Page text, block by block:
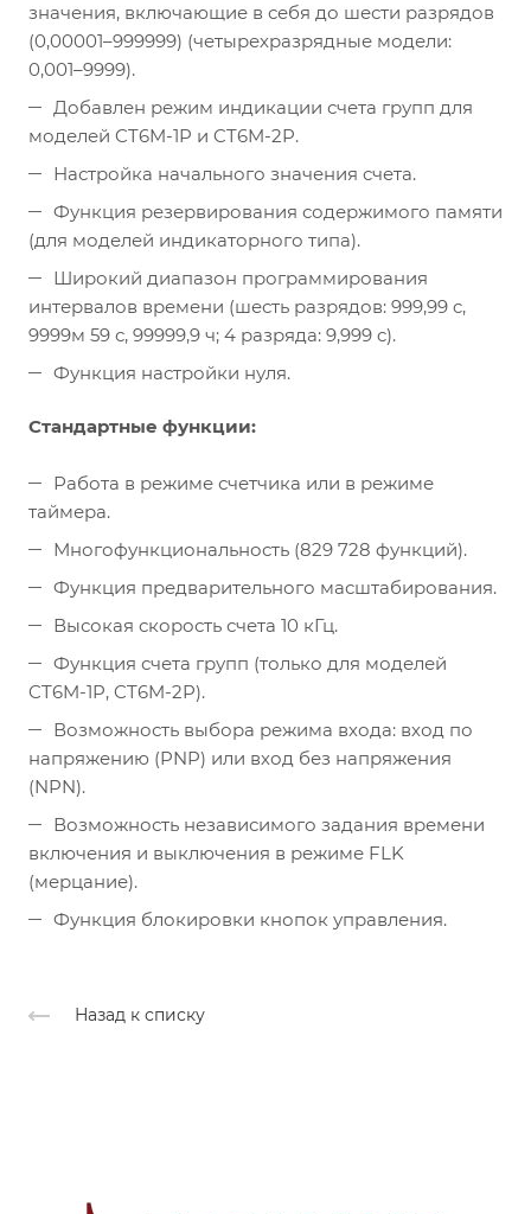
значения, включающие в себя до шести разрядов
(0,00001–999999) (четырехразрядные модели:
0,001–9999).
Добавлен режим индикации счета групп для
моделей CT6M-1P и CT6M-2P.
Настройка начального значения счета.
Функция резервирования содержимого памяти
(для моделей индикаторного типа).
Широкий диапазон программирования
интервалов времени (шесть разрядов: 999,99 c,
9999м 59 с, 99999,9 ч; 4 разряда: 9,999 c).
Функция настройки нуля.
Стандартные функции:
Работа в режиме счетчика или в режиме
таймера.
Многофункциональность (829 728 функций).
Функция предварительного масштабирования.
Высокая скорость счета 10 кГц.
Функция счета групп (только для моделей
CT6M-1P, CT6M-2P).
Возможность выбора режима входа: вход по
напряжению (PNP) или вход без напряжения
(NPN).
Возможность независимого задания времени
включения и выключения в режиме FLK
(мерцание).
Функция блокировки кнопок управления.
Назад к списку